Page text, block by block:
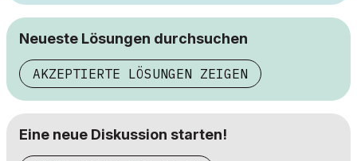
Neueste Lösungen durchsuchen
AKZEPTIERTE LÖSUNGEN ZEIGEN
Eine neue Diskussion starten!